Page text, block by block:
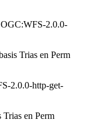
OGC:WFS-2.0.0-
Trias en Perm
2.0.0-http-get-
en Perm